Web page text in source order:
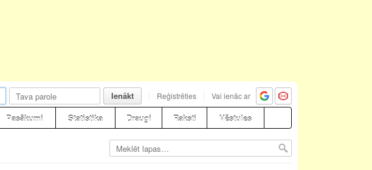
Ienākt Reģistrēties Vai ienāc ar
Pasākumi Statistika Draugi Raksti Vēstules